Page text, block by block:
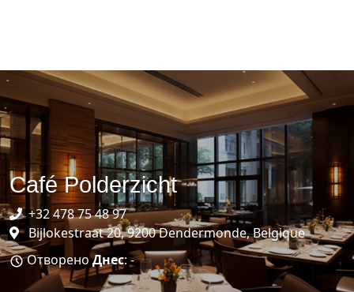
Café Polderzicht
+32 478 75 48 97
Bijlokestraat 20, 9200 Dendermonde, Belgique
ОтвореноДнес: -